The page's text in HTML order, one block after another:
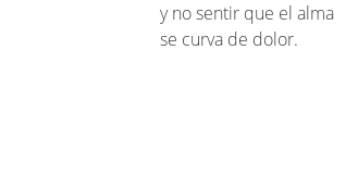
y no sentir que el alma
se curva de dolor.